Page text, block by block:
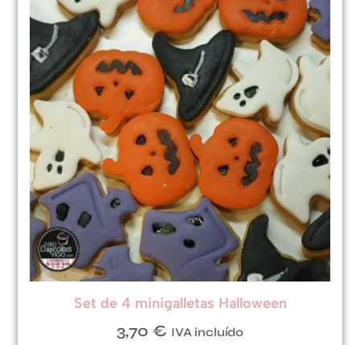
Set de 4 minigalletas Halloween
3,70 € IVA incluído